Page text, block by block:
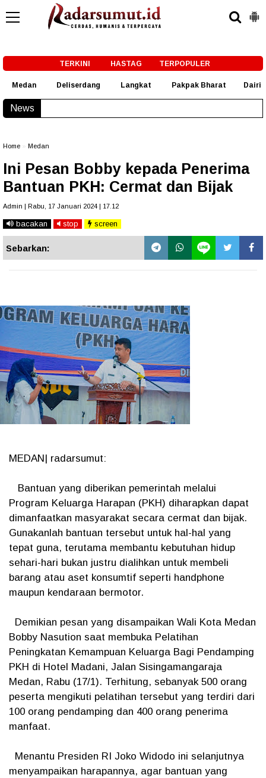
TERKINI HASTAG TERPOPULER
Medan Deliserdang Langkat Pakpak Bharat Dairi
NewsGubernur Bobby Minta Kepala Daerah se-Kepulauan
Home Medan
Ini Pesan Bobby kepada Penerima
Bantuan PKH: Cermat dan Bijak
Admin | Rabu, 17 Januari 2024 | 17.12
bacakan stop screen
Sebarkan:
MEDAN| radarsumut:
Bantuan yang diberikan pemerintah melalui
Program Keluarga Harapan (PKH) diharapkan dapat
dimanfaatkan masyarakat secara cermat dan bijak.
Gunakanlah bantuan tersebut untuk hal-hal yang
tepat guna, terutama membantu kebutuhan hidup
sehari-hari bukan justru dialihkan untuk membeli
barang atau aset konsumtif seperti handphone
maupun kendaraan bermotor.
Demikian pesan yang disampaikan Wali Kota Medan
Bobby Nasution saat membuka Pelatihan
Peningkatan Kemampuan Keluarga Bagi Pendamping
PKH di Hotel Madani, Jalan Sisingamangaraja
Medan, Rabu (17/1). Terhitung, sebanyak 500 orang
peserta mengikuti pelatihan tersebut yang terdiri dari
100 orang pendamping dan 400 orang penerima
manfaat.
Menantu Presiden RI Joko Widodo ini selanjutnya
menyampaikan harapannya, agar bantuan yang